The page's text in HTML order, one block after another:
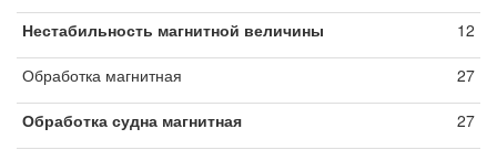
Нестабильность магнитной величины 12
Обработка магнитная 27
Обработка судна магнитная 27